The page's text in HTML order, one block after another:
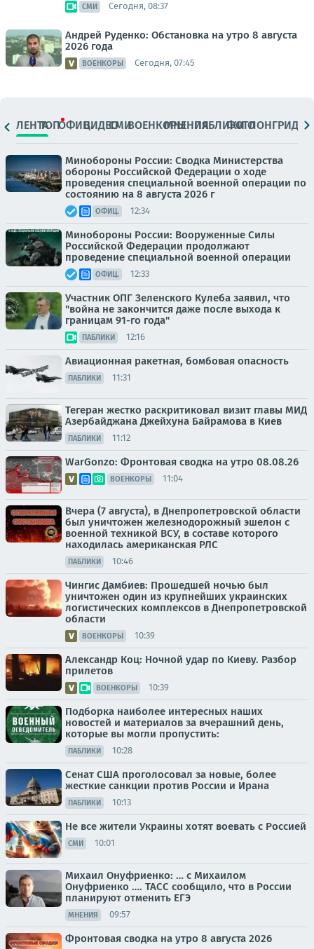
СМИ Сегодня, 08:37
Андрей Руденко: Обстановка на утро 8 августа
2026 года
ВОЕНКОРЫ Сегодня, 07:45
ЛЕНТАТОПОФИЦ.ВИДЕОСМИВОЕНКОРЫМНЕНИЯПАБЛИКИ
ФОТОЛОНГРИДЫ
Минобороны России: Сводка Министерства
обороны Российской Федерации о ходе
проведения специальной военной операции по
состоянию на 8 августа 2026 г
ОФИЦ. 12:34
Минобороны России: Вооруженные Силы
Российской Федерации продолжают
проведение специальной военной операции
ОФИЦ. 12:33
Участник ОПГ Зеленского Кулеба заявил, что
"война не закончится даже после выхода к
границам 91-го года"
ПАБЛИКИ 12:16
Авиационная ракетная, бомбовая опасность
ПАБЛИКИ 11:31
Тегеран жестко раскритиковал визит главы МИД
Азербайджана Джейхуна Байрамова в Киев
ПАБЛИКИ 11:12
WarGonzo: Фронтовая сводка на утро 08.08.26
ВОЕНКОРЫ 11:04
Вчера (7 августа), в Днепропетровской области
был уничтожен железнодорожный эшелон с
военной техникой ВСУ, в составе которого
находилась американская РЛС
ПАБЛИКИ 10:46
Чингис Дамбиев: Прошедшей ночью был
уничтожен один из крупнейших украинских
логистических комплексов в Днепропетровской
области
ВОЕНКОРЫ 10:39
Александр Коц: Ночной удар по Киеву. Разбор
прилетов
ВОЕНКОРЫ 10:39
Подборка наиболее интересных наших
новостей и материалов за вчерашний день,
которые вы могли пропустить:
ПАБЛИКИ 10:28
Сенат США проголосовал за новые, более
жесткие санкции против России и Ирана
ПАБЛИКИ 10:13
Не все жители Украины хотят воевать с Россией
СМИ 10:01
Михаил Онуфриенко: … с Михаилом
Онуфриенко …. ТАСС сообщило, что в России
планируют отменить ЕГЭ
МНЕНИЯ 09:57
Фронтовая сводка на утро 8 августа 2026